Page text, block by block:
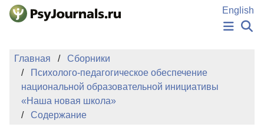
Перейти к основному содержанию
English
НОВОСТИ
ПОДАТЬ РУКОПИСЬ
БАЗА ЗНАНИЙ
КЛЮЧЕВЫЕ СЛОВА
Главная
Сборники
Психолого-педагогическое обеспечение
национальной образовательной инициативы
«Наша новая школа»
Содержание